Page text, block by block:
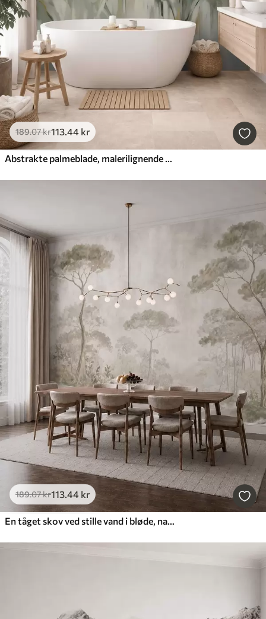
189.07kr113.44 kr
Abstrakte palmeblade, malerilignende motiv
189.07kr113.44 kr
En tåget skov ved stille vand i bløde, naturlige pastelfarver